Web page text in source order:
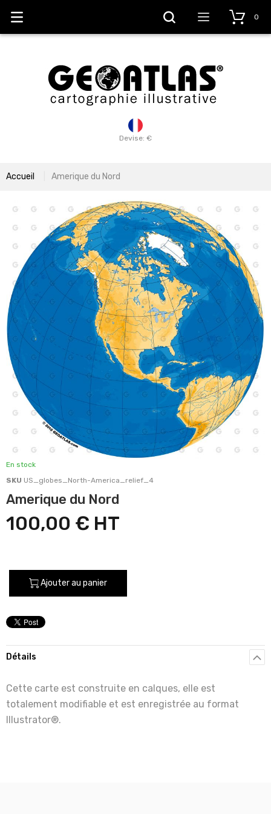
Devise: €
0
Accueil Amerique du Nord
En stock
SKU US_globes_North-America_relief_4
Amerique du Nord
100,00 €
Ajouter au panier
Détails
Cette carte est construite en calques, elle est
totalement modifiable et est enregistrée au format
Illustrator®.